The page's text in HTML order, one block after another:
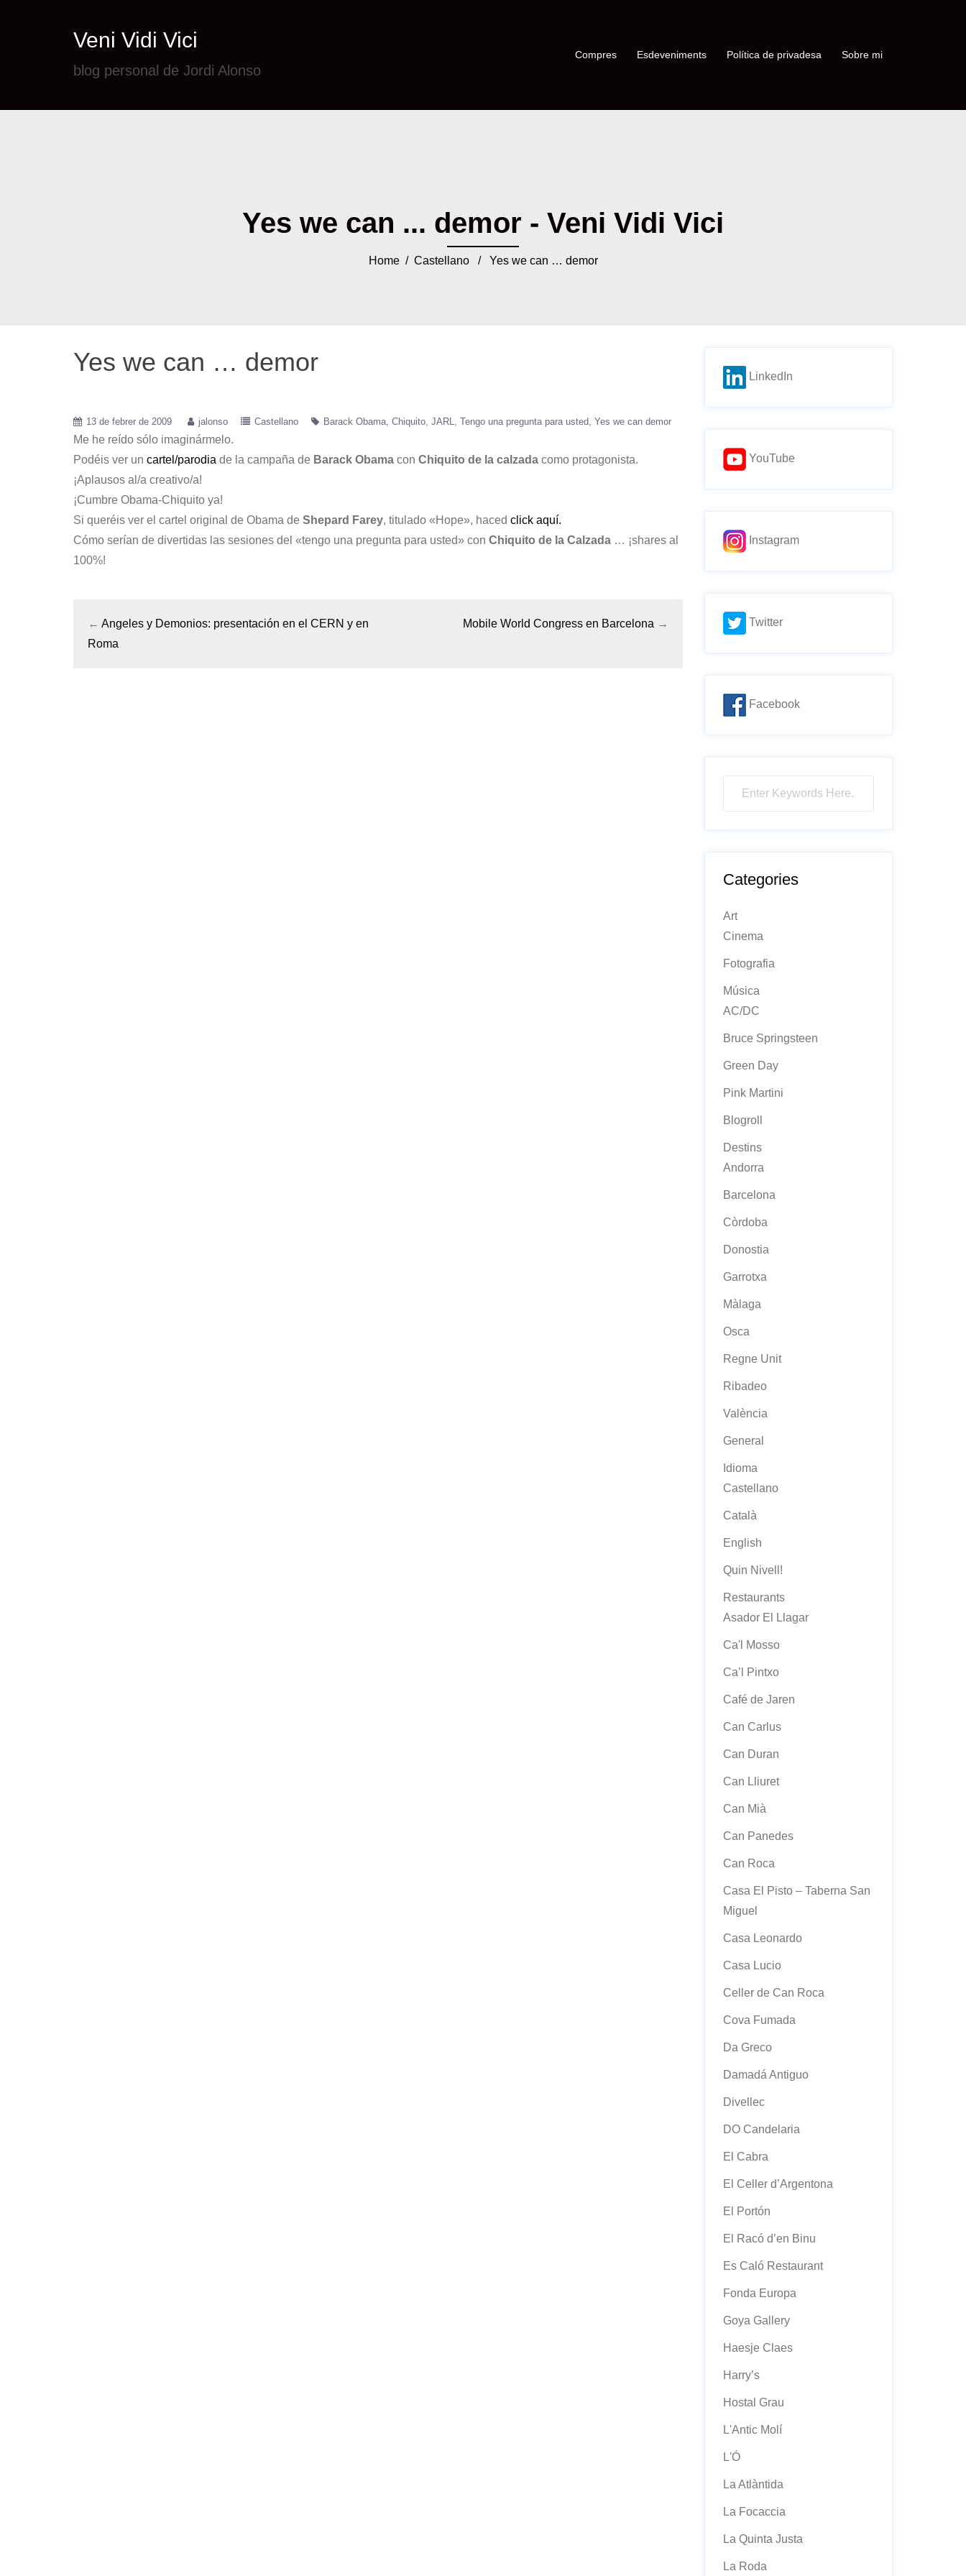
Veni Vidi Vici
blog personal de Jordi Alonso
Compres Esdeveniments Política de privadesa Sobre mi
Yes we can ... demor - Veni Vidi Vici
Home/ Castellano/ Yes we can … demor
Yes we can … demor
13 de febrer de 2009 jalonso Castellano Barack Obama Chiquito JARL Tengo una pregunta para usted Yes we can demor
Me he reído sólo imaginármelo.
Podéis ver un cartel/parodia de la campaña de Barack Obama con Chiquito de la calzada como protagonista.
¡Aplausos al/a creativo/a!
¡Cumbre Obama-Chiquito ya!
Si queréis ver el cartel original de Obama de Shepard Farey, titulado «Hope», haced click aquí.
Cómo serían de divertidas las sesiones del «tengo una pregunta para usted» con Chiquito de la Calzada … ¡shares al
100%!
← Angeles y Demonios: presentación en el CERN y en
Roma
Mobile World Congress en Barcelona →
LinkedIn
YouTube
Instagram
Twitter
Facebook
Categories
Art
Cinema
Fotografia
Música
AC/DC
Bruce Springsteen
Green Day
Pink Martini
Blogroll
Destins
Andorra
Barcelona
Còrdoba
Donostia
Garrotxa
Màlaga
Osca
Regne Unit
Ribadeo
València
General
Idioma
Castellano
Català
English
Quin Nivell!
Restaurants
Asador El Llagar
Ca'l Mosso
Ca’l Pintxo
Café de Jaren
Can Carlus
Can Duran
Can Lliuret
Can Mià
Can Panedes
Can Roca
Casa El Pisto – Taberna San
Miguel
Casa Leonardo
Casa Lucio
Celler de Can Roca
Cova Fumada
Da Greco
Damadá Antiguo
Divellec
DO Candelaria
El Cabra
El Celler d’Argentona
El Portón
El Racó d’en Binu
Es Caló Restaurant
Fonda Europa
Goya Gallery
Haesje Claes
Harry’s
Hostal Grau
L'Antic Molí
L'Ó
La Atlàntida
La Focaccia
La Quinta Justa
La Roda